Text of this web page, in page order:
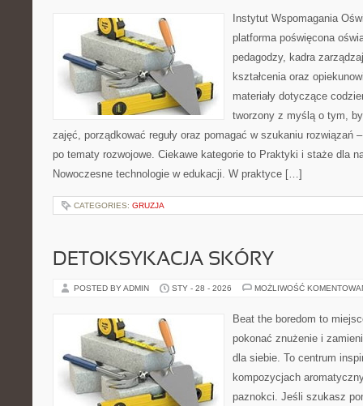
Instytut Wspomagania
platforma poświęcona
pedagodzy, kadra
kształcenia oraz
materiały dotyczące
tworzony z myślą o tym,
zajęć, porządkować reguły oraz pomagać w szukaniu rozwiązań
po tematy rozwojowe. Ciekawe kategorie to Praktyki i staże dla
Nowoczesne technologie w edukacji. W praktyce […]
CATEGORIES: GRUZJA
DETOKSYKACJA SKÓRY
POSTED BY ADMIN STY - 28 - 2026 MOŻLIWOŚĆ
Beat the boredom to
pokonać znużenie i
dla siebie. To centrum
kompozycjach
paznokci. Jeśli szukasz